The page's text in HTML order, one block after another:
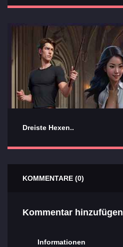
Dreiste Hexen..
KOMMENTARE (0)
Kommentar hinzufügen
Informationen